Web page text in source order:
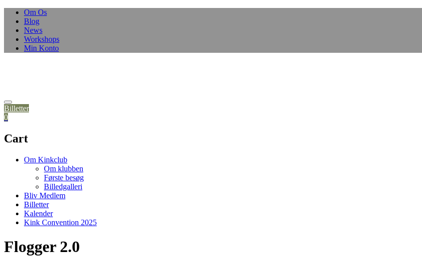
Skip
content
Om Os
Blog
News
Workshops
Min Konto
Billetter
0
Cart
Om Kinkclub
Om klubben
Første besøg
Billedgalleri
Bliv Medlem
Billetter
Kalender
Kink Convention 2025
Flogger 2.0